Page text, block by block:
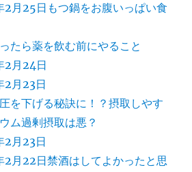
2月25日もつ鍋をお腹いっぱい食
たら薬を飲む前にやること
2月24日
2月23日
を下げる秘訣に！？摂取しやす
ム過剰摂取は悪？
2月23日
2月22日禁酒はしてよかったと思